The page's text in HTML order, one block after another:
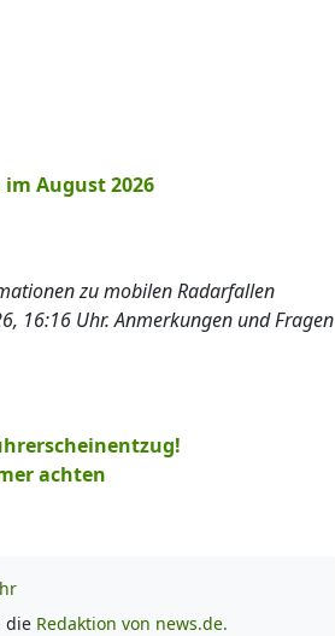
August 2026
zu mobilen Radarfallen
16:16 Uhr. Anmerkungen und Fragen
achten
die Redaktion von news.de.